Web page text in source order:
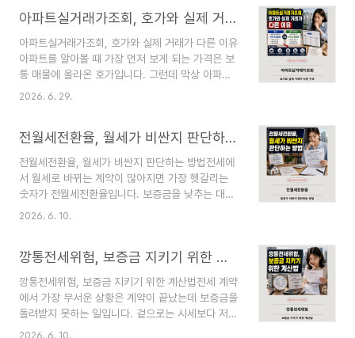
않습니다. 매물을 검토할 때, 계약서를 쓰기 직전,
잔금을 ..
건, 무주택 요건, 주택 요건, 전입신고, 계약서와 지
국세청 안내 기준으로 월세액 세액공제는 총급여
8,000만 원 이하인 근로자 중 일정 요건을 충족한
무주택 세대의 세대주 또는 세대원이 받을 수 있습
니다. 공제 대상 월세액은 연 1,000만 원까지이며,
액공제받을 수 있습니다. 👉 전월세전환율 👉 깡
통..
아파트실거래가조회, 호가와 실제 거래가 다른 이유
아파트실거래가조회, 호가와 실제 거래가 다른 이유
아파트를 알아볼 때 가장 먼저 보게 되는 가격은 보
통 매물에 올라온 호가입니다. 그런데 막상 아파트
실거래가조회를 해보면 매물 가격과 실제 거래된 가
일도 있습니다. 이 차이는 단순히 “비싸게 올렸
매도자가 희망하는 가격이고, 실거래가는 실제 계약
이 신고된 가격입니다. 여기에 층, 향, 동 위치, 집
상태, 잔금일, 대출 가능성, 전세 승계 여부, 급매 사
정, 거래 시점, 계약 해제 여부까지 영향을 줍니다.
보증 국토교통부 실거래가 공개시스템은 ..
2026. 6. 29.
전월세전환율, 월세가 비싼지 판단하는 방법
전월세전환율, 월세가 비싼지 판단하는 방법전세에
서 월세로 바뀌는 계약이 많아지면 가장 헷갈리는
숫자가 전월세전환율입니다. 보증금을 낮추는 대신
월세를 내는 구조는 겉으로 보기에는 단순합니다.
싼지 판단할 수 있습니다. 예를 들어 전세 3억원짜
월세 90만원이 적정한지 바로 알기 어렵습니다. 이
때 줄어든 보증금 2억원을 기준으로 월세 90만원을
연 환산하면 전환율이 나옵니다. 이 비율이 법정 산
2026. 6. 10.
깡통전세위험, 보증금 지키기 위한 계산법
깡통전세위험, 보증금 지키기 위한 계산법전세 계약
에서 가장 무서운 상황은 계약이 끝났는데 보증금을
돌려받지 못하는 일입니다. 겉으로는 시세보다 저렴
해 보이고, 집도 깨끗하고, 집주인도 문제없어 보여
2026. 6. 10.